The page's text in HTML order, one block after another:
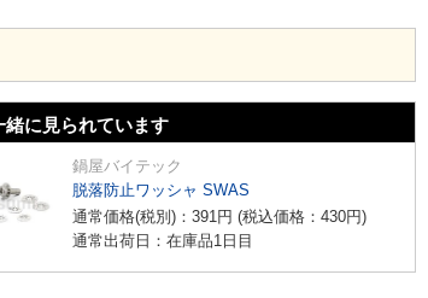
緒に見られています
鍋屋バイテック
脱落防止ワッシャ SWAS
通常価格(税別)： 391 円 (税込価格： 430円)
通常出荷日：在庫品1日目